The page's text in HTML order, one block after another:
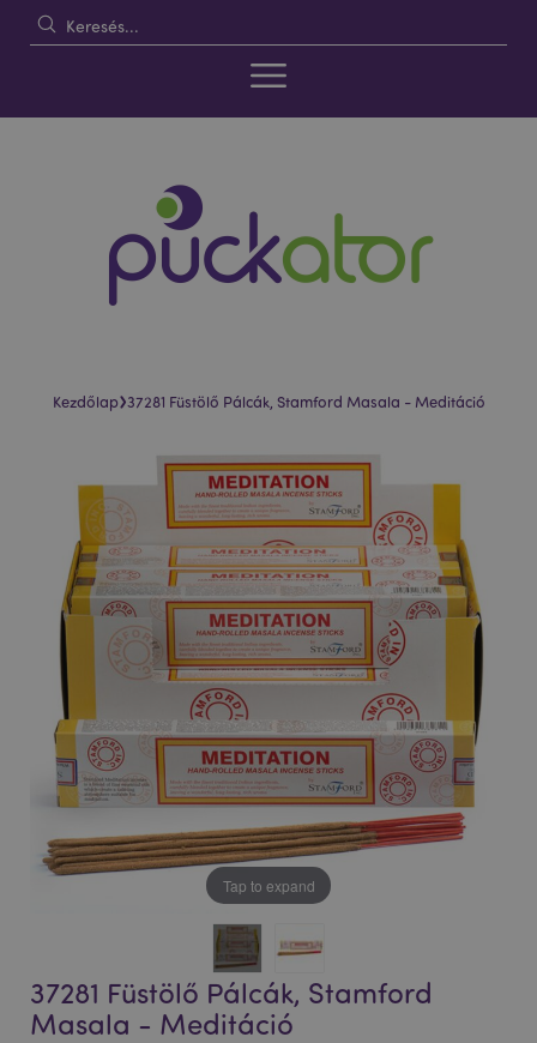
Kezdőlap›37281 Füstölő Pálcák, Stamford Masala - Meditáció
képgaléria
végére
képgaléria
elejére
Tap to expand
37281 Füstölő Pálcák, Stamford
Masala - Meditáció